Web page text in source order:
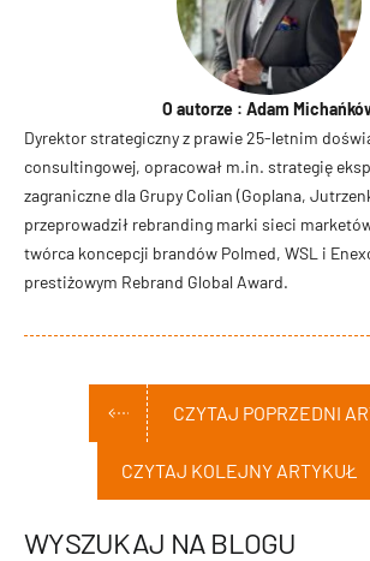
O autorze : Adam
Dyrektor strategiczny z prawie 25-letnim
consultingowej, opracował m.in. strategię
zagraniczne dla Grupy Colian (Goplana,
przeprowadził rebranding marki sieci
twórca koncepcji brandów Polmed, WSL i
prestiżowym Rebrand Global Award.
CZYTAJ POPRZEDNI
CZYTAJ KOLEJNY ARTYKUŁ
WYSZUKAJ NA BLOGU